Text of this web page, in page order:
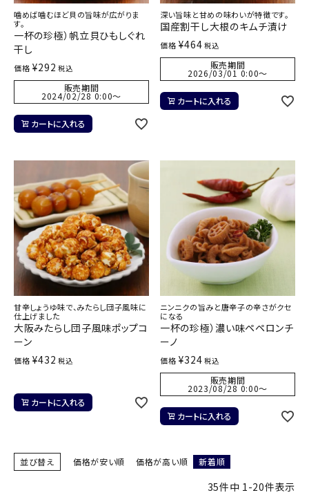
噛めば噛むほど貝の旨味が広がりま
す。
一杯の珍極）帆立貝ひもしぐれ
干し
価格 ¥292 税込
販売期間
2024/02/28 0:00〜
カートに入れる
深い旨味と甘めの味わいが特徴です。
国産割干し大根のキムチ漬け
価格 ¥464 税込
販売期間
2026/03/01 0:00〜
カートに入れる
甘辛しょうゆ味で、みたらし団子風味に
仕上げました
大阪みたらし団子風味ポップコ
ーン
価格 ¥432 税込
カートに入れる
ニンニクの旨みと唐辛子の辛さがクセ
になる
一杯の珍極）濃い味ペペロンチ
ーノ
価格 ¥324 税込
販売期間
2023/08/28 0:00〜
カートに入れる
並び替え 価格が安い順 価格が高い順 新着順
35件中 1-20件表示